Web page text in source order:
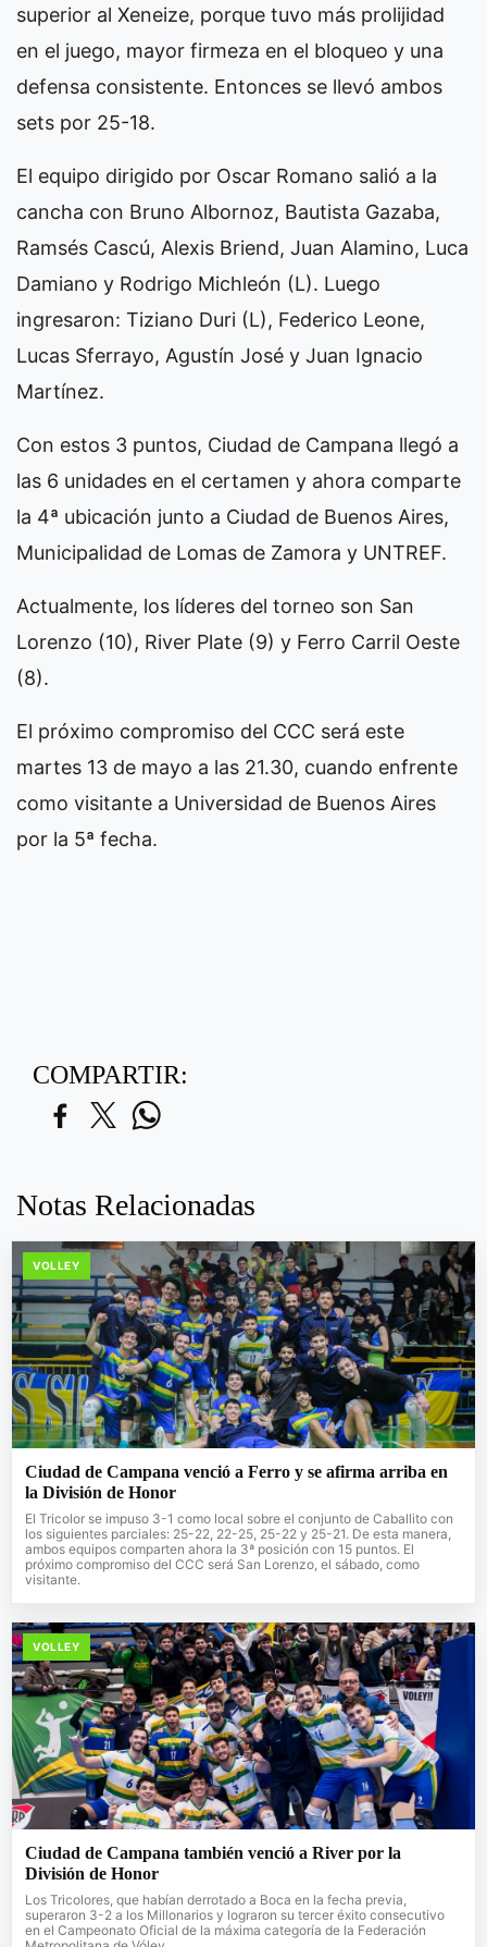
superior al Xeneize, porque tuvo más prolijidad
en el juego, mayor firmeza en el bloqueo y una
defensa consistente. Entonces se llevó ambos
sets por 25-18.
El equipo dirigido por Oscar Romano salió a la
cancha con Bruno Albornoz, Bautista Gazaba,
Ramsés Cascú, Alexis Briend, Juan Alamino, Luca
Damiano y Rodrigo Michleón (L). Luego
ingresaron: Tiziano Duri (L), Federico Leone,
Lucas Sferrayo, Agustín José y Juan Ignacio
Martínez.
Con estos 3 puntos, Ciudad de Campana llegó a
las 6 unidades en el certamen y ahora comparte
la 4ª ubicación junto a Ciudad de Buenos Aires,
Municipalidad de Lomas de Zamora y UNTREF.
Actualmente, los líderes del torneo son San
Lorenzo (10), River Plate (9) y Ferro Carril Oeste
(8).
El próximo compromiso del CCC será este
martes 13 de mayo a las 21.30, cuando enfrente
como visitante a Universidad de Buenos Aires
por la 5ª fecha.
COMPARTIR:
Notas Relacionadas
VOLLEY
Ciudad de Campana venció a Ferro y se afirma arriba en
la División de Honor
El Tricolor se impuso 3-1 como local sobre el conjunto de Caballito con
los siguientes parciales: 25-22, 22-25, 25-22 y 25-21. De esta manera,
ambos equipos comparten ahora la 3ª posición con 15 puntos. El
próximo compromiso del CCC será San Lorenzo, el sábado, como
visitante.
VOLLEY
Ciudad de Campana también venció a River por la
División de Honor
Los Tricolores, que habían derrotado a Boca en la fecha previa,
superaron 3-2 a los Millonarios y lograron su tercer éxito consecutivo
en el Campeonato Oficial de la máxima categoría de la Federación